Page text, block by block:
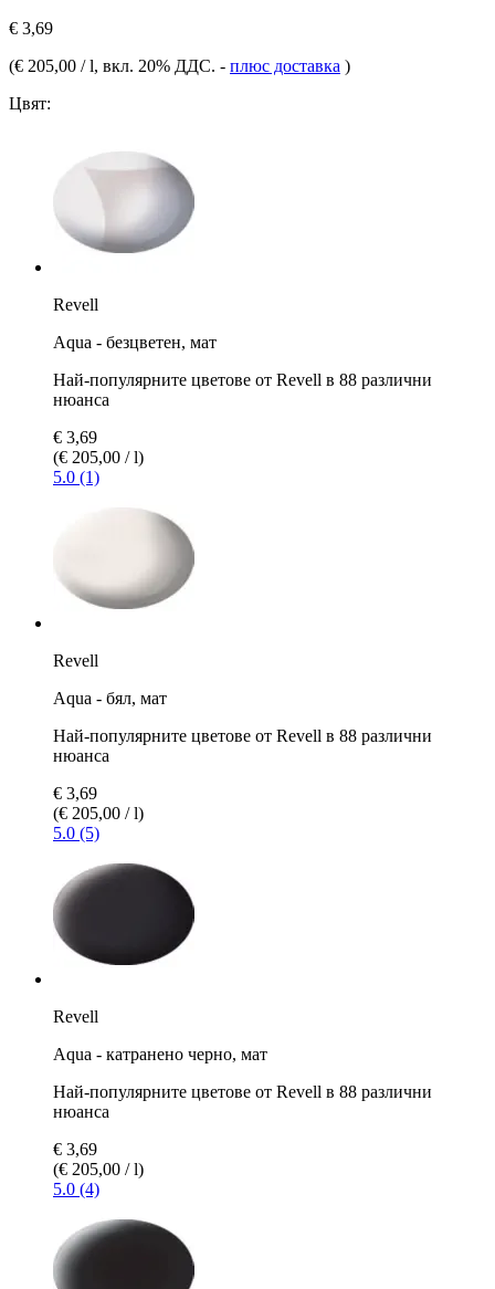
€ 3,69
(€ 205,00 / l, вкл. 20% ДДС. - плюс доставка )
Цвят:
Revell
Aqua - безцветен, мат
Най-популярните цветове от Revell в 88 различни
нюанса
€ 3,69
(€ 205,00 / l)
5.0 (1)
Revell
Aqua - бял, мат
Най-популярните цветове от Revell в 88 различни
нюанса
€ 3,69
(€ 205,00 / l)
5.0 (5)
Revell
Aqua - катранено черно, мат
Най-популярните цветове от Revell в 88 различни
нюанса
€ 3,69
(€ 205,00 / l)
5.0 (4)